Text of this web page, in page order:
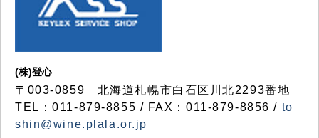
(株)登心
〒003-0859 北海道札幌市白石区川北2293番地
TEL：011-879-8855 / FAX：011-879-8856 / to
shin@wine.plala.or.jp